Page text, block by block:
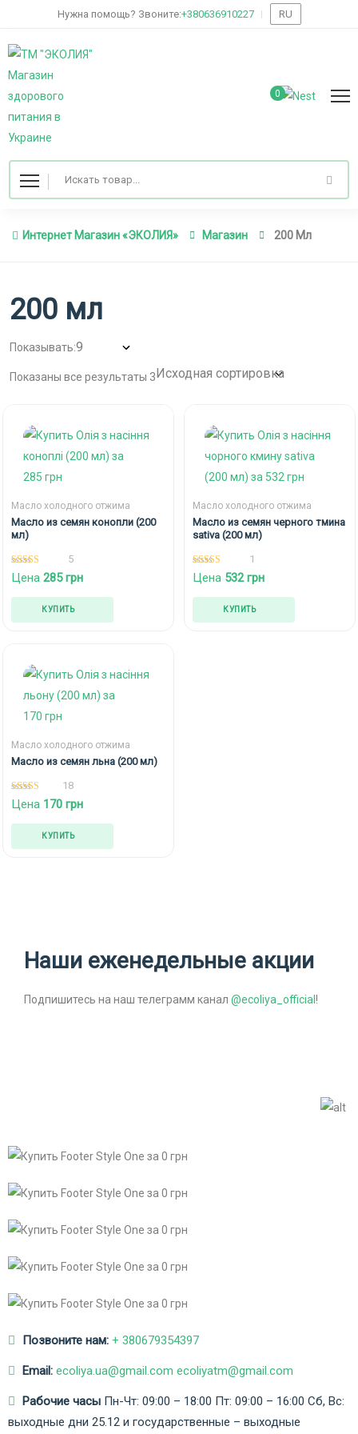
Нужна помощь? Звоните:+380636910227 RU
0
Интернет Магазин «ЭКОЛИЯ» Магазин 200 Мл
200 мл
Показывать:
Показаны все результаты 3
Масло холодного отжима
Масло из семян конопли (200
мл)
5.00
из 5
5
Цена 285грн
КУПИТЬ
Масло холодного отжима
Масло из семян черного тмина
sativa (200 мл)
5.00
из 5
1
Цена 532грн
КУПИТЬ
Масло холодного отжима
Масло из семян льна (200 мл)
5.00
из 5
18
Цена 170 грн
КУПИТЬ
Наши еженедельные акции
Подпишитесь на наш телеграмм канал @ecoliya_official !
Позвоните нам: + 380679354397
Email: ecoliya.ua@gmail.com ecoliyatm@gmail.com
Рабочие часы Пн-Чт: 09:00 – 18:00 Пт: 09:00 – 16:00 Сб, Вс:
выходные дни 25.12 и государственные – выходные